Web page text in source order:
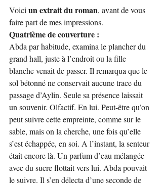
Voici un extrait du roman, avant de vous
faire part de mes impressions.
Quatrième de couverture :
Abda par habitude, examina le plancher du
grand hall, juste à l’endroit ou la fille
blanche venait de passer. Il remarqua que le
sol bétonné ne conservait aucune trace du
passage d’Aylin. Seule sa présence laissait
un souvenir. Olfactif. En lui. Peut-être qu’on
peut suivre cette empreinte, comme sur le
sable, mais on la cherche, une fois qu’elle
s’est échappée, en soi. A l’instant, la senteur
était encore là. Un parfum d’eau mélangée
avec du sucre flottait vers lui. Abda pouvait
le suivre. Il s’en délecta d’une seconde de